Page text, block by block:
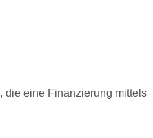
die eine Finanzierung mittels